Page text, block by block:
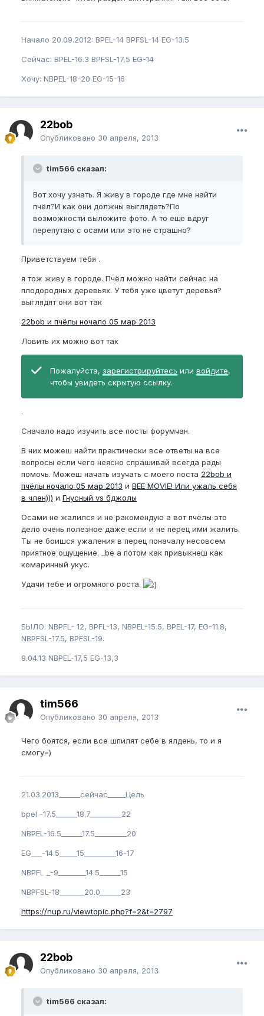
Начало 20.09.2012: BPEL-14 BPFSL-14 EG-13.5
Сейчас: BPEL-16.3 BPFSL-17,5 EG-14
Хочу: NBPEL-18-20 EG-15-16
22bob
Опубликовано 30 апреля, 2013
tim566 сказал:
Вот хочу узнать. Я живу в городе где мне найти
пчёл?И как они должны выглядеть?По
возможности выложите фото. А то еще вдруг
перепутаю с осами или это не страшно?
Приветствуем тебя .
я тож живу в городе. Пчёл можно найти сейчас на
плодородных деревьях. У тебя уже цветут деревья?
выглядят они вот так
22bob и пчёлы ночало 05 мар 2013
Ловить их можно вот так
Пожалуйста, зарегистрируйтесь или войдите,
чтобы увидеть скрытую ссылку.
.
Сначало надо изучить все посты форумчан.
В них можеш найти практически все ответы на все
вопросы если чего неясно спрашивай всегда рады
помочь. Можеш начать изучать с моего поста 22bob и
пчёлы ночало 05 мар 2013 и BEE MOVIE! Или ужаль себя
в член))) и Гнусный vs бджолы
Осами не жалился и не ракомендую а вот пчёлы это
дело очень полезное даже если и не перец ими жалить.
Ты не боишся ужаления в перец поначалу несовсем
приятное ощущение. _be а потом как привыкнеш как
комаринный укус.
Удачи тебе и огромного роста.
БЫЛО: NBPFL- 12, BPFL-13, NBPEL-15.5, BPEL-17, EG-11.8,
NBPFSL-17.5, BPFSL-19.
9.04.13 NBPEL-17,5 EG-13,3
tim566
Опубликовано 30 апреля, 2013
Чего боятся, если все шпилят себе в ялдень, то и я
смогу=)
21.03.2013______сейчас_____Цель
bpel -17.5______18.7_________22
NBPEL-16.5______17.5_________20
EG___-14.5_____15_________16-17
NBPFL _-9________14.5______15
NBPFSL-18_______20.0______23
https://nup.ru/viewtopic.php?f=2&t=2797
22bob
Опубликовано 30 апреля, 2013
tim566 сказал: